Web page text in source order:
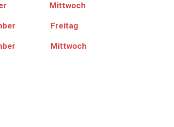
Mittwoch
Freitag
Mittwoch